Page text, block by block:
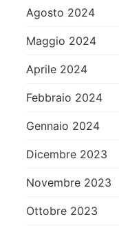
Agosto 2024
Maggio 2024
Aprile 2024
Febbraio 2024
Gennaio 2024
Dicembre 2023
Novembre 2023
Ottobre 2023